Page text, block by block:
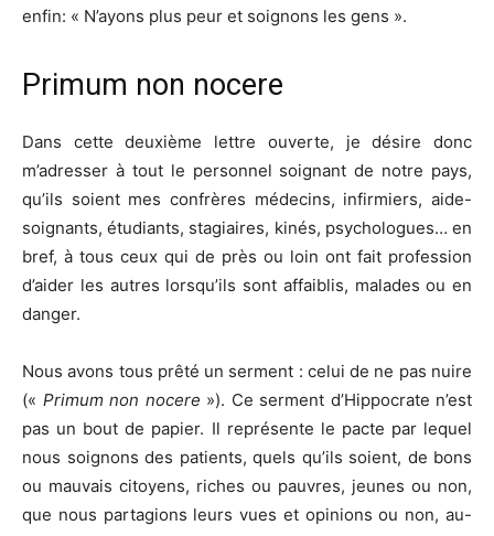
enfin: « N’ayons plus peur et soignons les gens ».
Primum non nocere
Dans cette deuxième lettre ouverte, je désire donc
m’adresser à tout le personnel soignant de notre pays,
qu’ils soient mes confrères médecins, infirmiers, aide-
soignants, étudiants, stagiaires, kinés, psychologues… en
bref, à tous ceux qui de près ou loin ont fait profession
d’aider les autres lorsqu’ils sont affaiblis, malades ou en
danger.
Nous avons tous prêté un serment : celui de ne pas nuire
(« Primum non nocere »). Ce serment d’Hippocrate n’est
pas un bout de papier. Il représente le pacte par lequel
nous soignons des patients, quels qu’ils soient, de bons
ou mauvais citoyens, riches ou pauvres, jeunes ou non,
que nous partagions leurs vues et opinions ou non, au-